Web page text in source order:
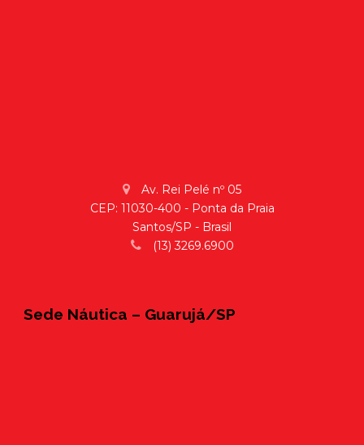
Av. Rei Pelé nº 05
CEP: 11030-400 - Ponta da Praia
Santos/SP - Brasil
(13) 3269.6900
Sede Náutica – Guarujá/SP